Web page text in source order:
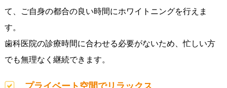
て、ご自身の都合の良い時間にホワイトニングを行えま
す。
歯科医院の診療時間に合わせる必要がないため、忙しい方
でも無理なく継続できます。
プライベート空間でリラックス